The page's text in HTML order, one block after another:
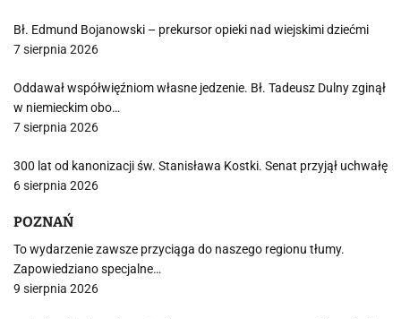
Bł. Edmund Bojanowski – prekursor opieki nad wiejskimi dziećmi
7 sierpnia 2026
Oddawał współwięźniom własne jedzenie. Bł. Tadeusz Dulny zginął
w niemieckim obo…
7 sierpnia 2026
300 lat od kanonizacji św. Stanisława Kostki. Senat przyjął uchwałę
6 sierpnia 2026
POZNAŃ
To wydarzenie zawsze przyciąga do naszego regionu tłumy.
Zapowiedziano specjalne…
9 sierpnia 2026